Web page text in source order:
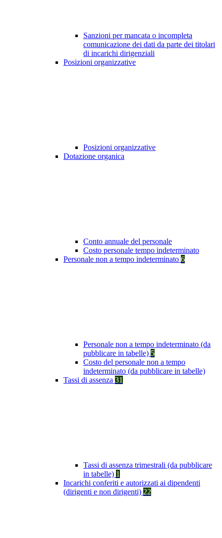
Sanzioni per mancata o incompleta
comunicazione dei dati da parte dei titolari
di incarichi dirigenziali
Posizioni organizzative
Posizioni organizzative
Dotazione organica
Conto annuale del personale
Costo personale tempo indeterminato
Personale non a tempo indeterminato 6
Personale non a tempo indeterminato (da
pubblicare in tabelle) 5
Costo del personale non a tempo
indeterminato (da pubblicare in tabelle)
Tassi di assenza 31
Tassi di assenza trimestrali (da pubblicare
in tabelle) 1
Incarichi conferiti e autorizzati ai dipendenti
(dirigenti e non dirigenti) 22